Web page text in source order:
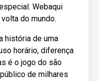
Webaqui
do mundo.
história de uma
horário, diferença
é o jogo do são
de milhares